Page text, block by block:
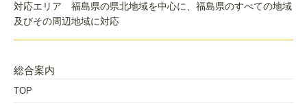
対応エリア 福島県の県北地域を中心に、福島県のすべての地域
及びその周辺地域に対応
総合案内
TOP